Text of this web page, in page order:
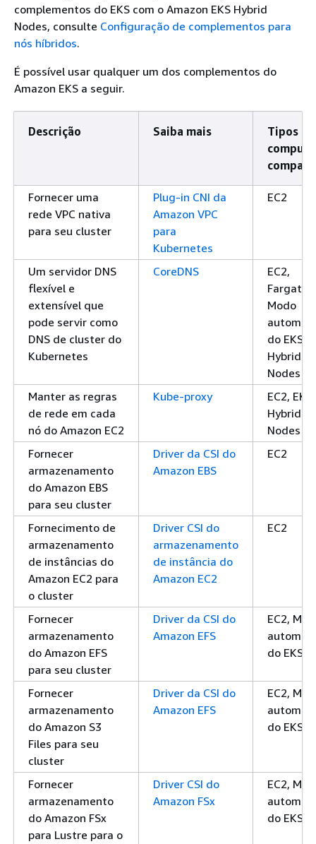
complementos do EKS com o Amazon EKS Hybrid
Nodes, consulte Configuração de complementos para
nós híbridos.
É possível usar qualquer um dos complementos do
Amazon EKS a seguir.
Descrição Saiba mais
Tipos de
Fornecer uma
rede VPC nativa
para seu cluster
Plug-in CNI da
Amazon VPC
para
Kubernetes
EC2
Um servidor DNS
flexível e
extensível que
pode servir como
DNS de cluster do
Kubernetes
CoreDNS
EC2,
Fargate,
Modo
do EKS,
Hybrid
Nodes
Manter as regras
de rede em cada
nó do Amazon EC2
Kube-proxy
EC2, EKS
Hybrid
Nodes
Fornecer
armazenamento
do Amazon EBS
para seu cluster
Driver da CSI do
Amazon EBS
EC2
Fornecimento de
armazenamento
de instâncias do
Amazon EC2 para
o cluster
Driver CSI do
armazenamento
de instância do
Amazon EC2
EC2
Fornecer
armazenamento
do Amazon EFS
para seu cluster
Driver da CSI do
Amazon EFS
EC2,
do EKS
Fornecer
armazenamento
do Amazon S3
Files para seu
cluster
Driver da CSI do
Amazon EFS
EC2,
do EKS
Fornecer
armazenamento
do Amazon FSx
para Lustre para o
Driver CSI do
Amazon FSx
EC2,
do EKS